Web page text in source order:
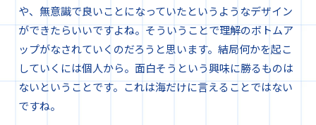
や、無意識で良いことになっていたというようなデザイン
ができたらいいですよね。そういうことで理解のボトムア
ップがなされていくのだろうと思います。結局何かを起こ
していくには個人から。面白そうという興味に勝るものは
ないということです。これは海だけに言えることではない
ですね。